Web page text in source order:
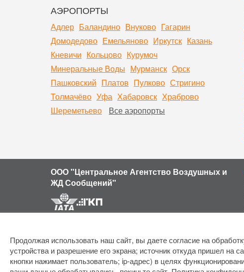
АЭРОПОРТЫ
Адлер Баландино Внуково Гагарин
Домодедово Емельяново Иркутск Казань
Кневичи Кольцово Курумоч
Минеральные Воды Мурманск Орск
Пашковский Платов Пулково Стригино
Толмачёво Уфа Хабаровск Храброво
Шереметьево
Все аэропорты
ООО "Центральное Агентство Воздушных и
ЖД Сообщений"
Продолжая использовать наш сайт, вы даете согласие на
устройства и разрешение его экрана; источник откуда пришел на
кнопки нажимает пользователь; ip-адрес) в целях